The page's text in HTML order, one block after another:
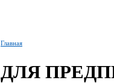
Главная
ДЛЯ